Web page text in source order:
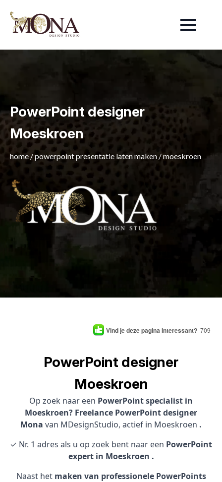
PowerPoint designer
Moeskroen
home /powerpoint presentatie laten maken /moeskroen
Vind je deze pagina interessant? 709
PowerPoint designer
Moeskroen
Op zoek naar een PowerPoint specialist in
Moeskroen? Freelance PowerPoint designer
Mona van MDesignStudio, actief in Moeskroen .
✓ Nr. 1 adres als u op zoek bent naar een PowerPoint
expert in Moeskroen .
Naast het maken van professionele PowerPoints